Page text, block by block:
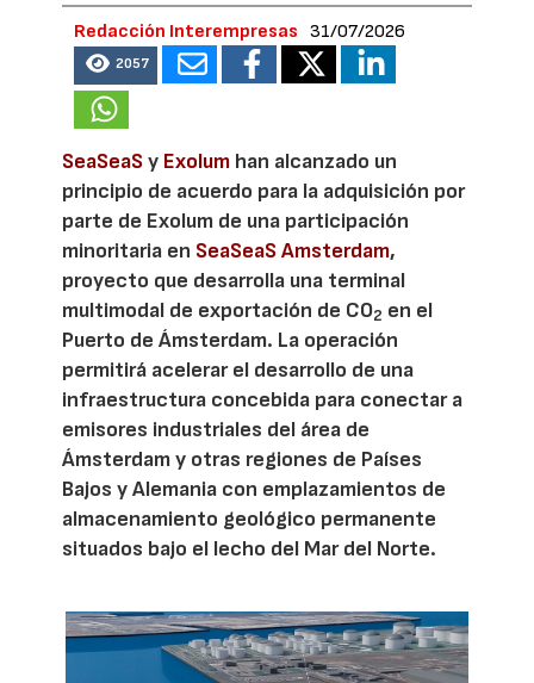
Redacción Interempresas 31/07/2026
2057
SeaSeaSy Exolum han alcanzado un
principio de acuerdo para la adquisición por
parte de Exolum de una participación
minoritaria en SeaSeaS Amsterdam,
proyecto que desarrolla una terminal
multimodal de exportación de CO2 en el
Puerto de Ámsterdam. La operación
permitirá acelerar el desarrollo de una
infraestructura concebida para conectar a
emisores industriales del área de
Ámsterdam y otras regiones de Países
Bajos y Alemania con emplazamientos de
almacenamiento geológico permanente
situados bajo el lecho del Mar del Norte.